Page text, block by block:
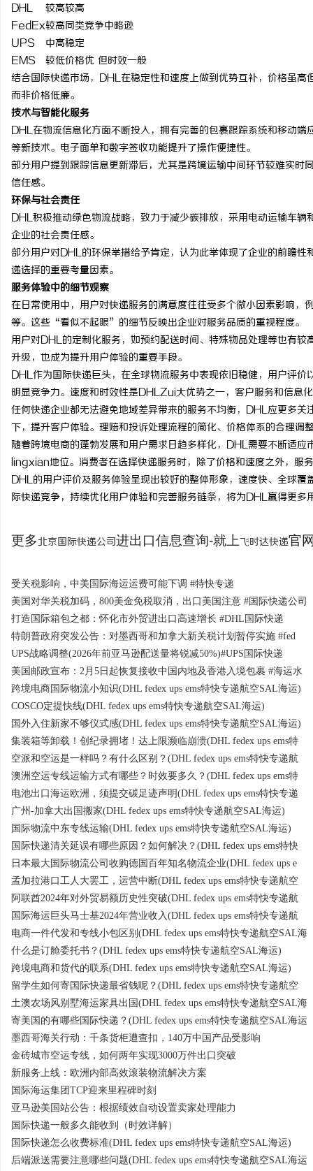
DHL
较高较高
FedEx较高同类竞争中略逊
UPS
中高稳定
EMS
较低价格优 但时效一般
结合国际快递市场，DHL在稳定性和速度上做到优势互补，价格虽
而非价格低廉。
技术与智能化服务
DHL在物流信息化方面不断投入，拥有完善的包裹跟踪系统和移动
等新技术。电子面单和数字签收功能提升了操作便捷性。
部分用户提到跟踪信息更新滞后，尤其是跨境运输中间环节较难实
信任感。
环保与社会责任
DHL积极推动绿色物流战略，致力于减少碳排放，采用电动运输车
企业的社会责任感。
部分用户对DHL的环保举措给予肯定，认为此举体现了企业的前瞻
递选择的重要考量因素。
服务体验中的细节观察
在日常使用中，用户对快递服务的满意度往往受多个微小因素影响
等。这些“看似不起眼”的细节反映出企业对服务品质的重视程度。
用户对DHL的定制化服务，如预约配送时间、特殊物品处理等也有
升级，也成为提升用户体验的重要手段。
DHL作为国际快递巨头，在全球物流服务中表现依旧稳健，用户评
明显竞争力。速度和时效性是DHLZui大优势之一，客户服务和信息
任何快递企业都无法避免地域差异带来的服务不均衡，DHL应更多
下，提升客户体验。理赔和投诉处理流程的简化、价格体系的合理
随着跨境电商的蓬勃发展和用户需求日趋多样化，DHL需要不断适
lingxian地位。消费者在选择快递服务时，除了价格和速度之外，服
DHL的用户评价及服务体验呈现出较好的整体形象，速度快、全球
际快递竞争，持续优化用户体验和完善服务链条，将为DHL赢得更多
更多北京国际快递公司进出口信息查询-就上飞时达快递官
受关税影响，中美国际海运运费可能下调 #特快专递
美国对华关税加码，800美金免税取消，出口美国注意 #国际快递公司
打造国际箱包之都：怀化市外贸进出口高速增长 #DHL国际快递
特朗普政府突发公告：对墨西哥和加拿大新关税计划暂停实施 #fed
UPS战略调整(2026年前亚马逊配送量将锐减50%)#UPS国际快递
美国邮政宣布：2月5日起恢复接收中国内地及香港入境包裹 #海运水
跨境电商国际物流小知识(DHL fedex ups ems特快专递航空SAL海运)
COSCO定提快线(DHL fedex ups ems特快专递航空SAL海运)
国外入住新家不够仪式感(DHL fedex ups ems特快专递航空SAL海运)
集装箱等卸载！创纪录拥堵！达上限濒临崩溃(DHL fedex ups ems特
空派和空运是一样吗？有什么区别？(DHL fedex ups ems特快专递航
澳洲空运专线运输方式有哪些？时效要多久？(DHL fedex ups ems特
电池出口海运欧洲，须提交碳足迹声明(DHL fedex ups ems特快专递
广州-加拿大出国搬家(DHL fedex ups ems特快专递航空SAL海运)
国际物流中东专线运输(DHL fedex ups ems特快专递航空SAL海运)
国际快递清关延误有哪些原因？如何解决？(DHL fedex ups ems特快
日本最大国际物流公司收购德国百年知名物流企业(DHL fedex ups e
孟加拉港口工人大罢工，运营中断(DHL fedex ups ems特快专递航空
阿联酋2024年对外贸易额历史性突破(DHL fedex ups ems特快专递航
国际海运巨头马士基2024年营业收入(DHL fedex ups ems特快专递航
电商一件代发和专线小包区别(DHL fedex ups ems特快专递航空SAL海
什么是订舱委托书？(DHL fedex ups ems特快专递航空SAL海运)
跨境电商和货代的联系(DHL fedex ups ems特快专递航空SAL海运)
留学生如何寄国际快递最省钱呢？(DHL fedex ups ems特快专递航空
土澳农场风别墅海运家具出国(DHL fedex ups ems特快专递航空SAL海
寄美国的有哪些国际快递？(DHL fedex ups ems特快专递航空SAL海运
墨西哥海关行动：千条货柜遭查扣，140万中国产品受影响
金砖城市空运专线，如何两年实现3000万件出口突破
新服务上线：欧洲内部高效滚装物流解决方案
国际海运集团TCP迎来里程碑时刻
亚马逊美国站公告：根据绩效自动设置卖家处理能力
国际快递一般多久能收到（时效详解）
国际快递怎么收费标准(DHL fedex ups ems特快专递航空SAL海运)
后端派送需要注意哪些问题(DHL fedex ups ems特快专递航空SAL海运